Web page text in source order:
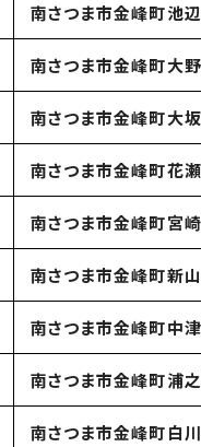
南さつま市金峰町
南さつま市金峰町
南さつま市金峰町
南さつま市金峰町
南さつま市金峰町
南さつま市金峰町
南さつま市金峰町
南さつま市金峰町
南さつま市金峰町